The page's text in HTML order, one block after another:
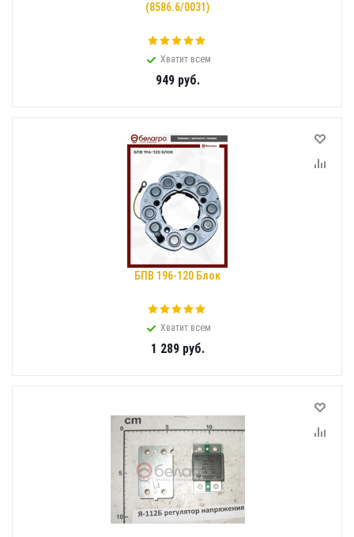
(8586.6/0031)
Хватит всем
949руб.
БПВ 196-120 Блок
Хватит всем
1 289руб.